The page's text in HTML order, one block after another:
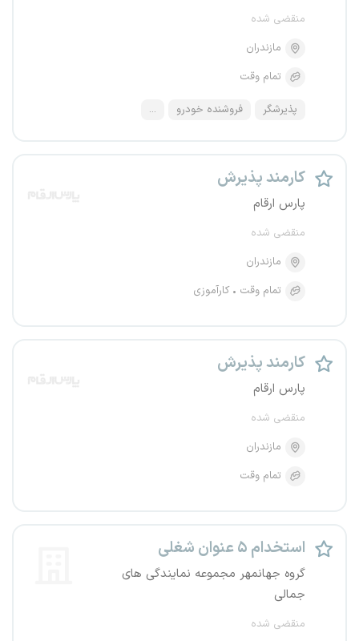
منقضی شده
مازندران
تمام وقت
پذیرشگر فروشنده خودرو ...
کارمند پذیرش
پارس ارقام
منقضی شده
مازندران
تمام وقت
کارآموزی
کارمند پذیرش
پارس ارقام
منقضی شده
مازندران
تمام وقت
استخدام ۵ عنوان شغلی
گروه جهانمهر مجموعه نمایندگی های
جمالی
منقضی شده